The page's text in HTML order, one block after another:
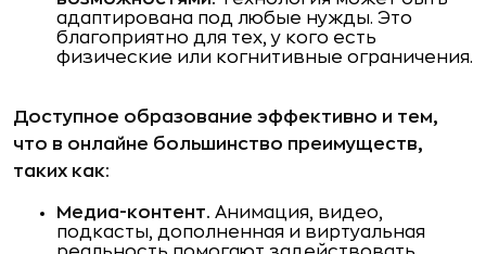
адаптирована под любые нужды. Это
благоприятно для тех, у кого есть
физические или когнитивные ограничения.
Доступное образование эффективно и тем,
что в онлайне большинство преимуществ,
таких как:
Медиа-контент. Анимация, видео,
подкасты, дополненная и виртуальная